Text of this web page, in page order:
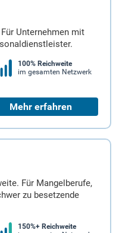
Unternehmen mit
100% Reichweite
im gesamten Netzwerk
Mehr erfahren
Für Mangelberufe,
zu besetzende
150%+ Reichweite